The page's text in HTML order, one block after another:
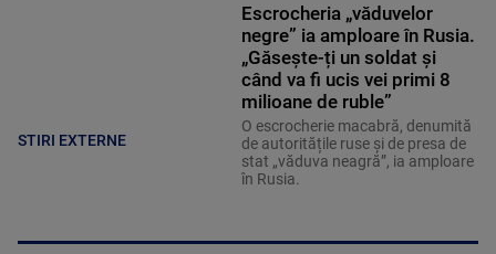
STIRI EXTERNE
Escrocheria „văduvelor
negre” ia amploare în Rusia.
„Găsește-ți un soldat și
când va fi ucis vei primi 8
milioane de ruble”
O escrocherie macabră, denumită
de autoritățile ruse și de presa de
stat „văduva neagră”, ia amploare
în Rusia.